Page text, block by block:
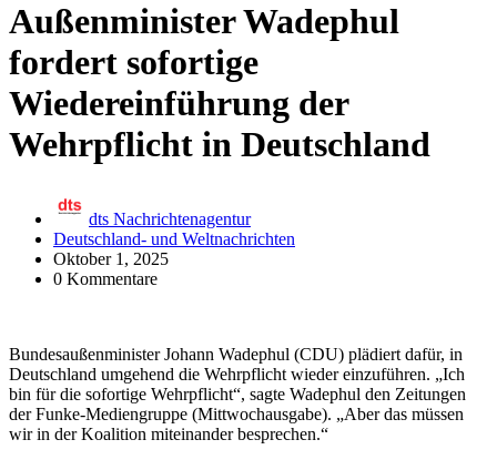
Außenminister Wadephul
fordert sofortige
Wiedereinführung der
Wehrpflicht in Deutschland
dts Nachrichtenagentur
Deutschland- und Weltnachrichten
Oktober 1, 2025
0 Kommentare
Bundesaußenminister Johann Wadephul (CDU) plädiert dafür, in
Deutschland umgehend die Wehrpflicht wieder einzuführen. „Ich
bin für die sofortige Wehrpflicht“, sagte Wadephul den Zeitungen
der Funke-Mediengruppe (Mittwochausgabe). „Aber das müssen
wir in der Koalition miteinander besprechen.“